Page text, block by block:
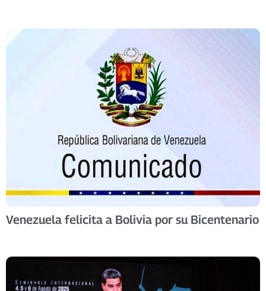
Venezuela felicita a Bolivia por su Bicentenario